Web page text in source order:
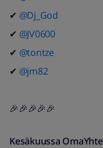
✔ @Dj_God
✔ @JV0600
✔ @tontze
✔ @jm82
🎉🎉🎉🎉🎉
Kesäkuussa